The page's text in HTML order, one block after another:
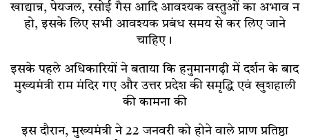
खाद्यान्न, पेयजल, रसोई गैस आदि आवश्यक वस्तुओं का अभाव न
हो, इसके लिए सभी आवश्यक प्रबंध समय से कर लिए जाने
चाहिए।
इसके पहले अधिकारियों ने बताया कि हनुमानगढ़ी में दर्शन के बाद
मुख्यमंत्री राम मंदिर गए और उत्तर प्रदेश की समृद्धि एवं खुशहाली
की कामना की
इस दौरान, मुख्यमंत्री ने 22 जनवरी को होने वाले प्राण प्रतिष्ठा